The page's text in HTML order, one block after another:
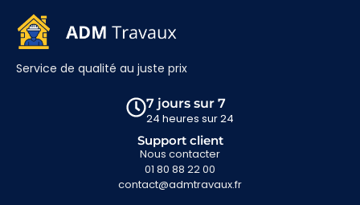
Service de qualité au juste prix
7 jours sur 7
24 heures sur 24
Support client
Nous contacter
01 80 88 22 00
contact@admtravaux.fr